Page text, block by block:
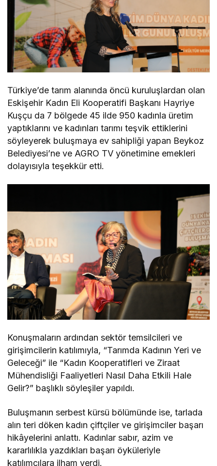
Türkiye’de tarım alanında öncü kuruluşlardan olan
Eskişehir Kadın Eli Kooperatifi Başkanı Hayriye
Kuşçu da 7 bölgede 45 ilde 950 kadınla üretim
yaptıklarını ve kadınları tarımı teşvik ettiklerini
söyleyerek buluşmaya ev sahipliği yapan Beykoz
Belediyesi’ne ve AGRO TV yönetimine emekleri
dolayısıyla teşekkür etti.
Konuşmaların ardından sektör temsilcileri ve
girişimcilerin katılımıyla, “Tarımda Kadının Yeri ve
Geleceği” ile “Kadın Kooperatifleri ve Ziraat
Mühendisliği Faaliyetleri Nasıl Daha Etkili Hale
Gelir?” başlıklı söyleşiler yapıldı.
Buluşmanın serbest kürsü bölümünde ise, tarlada
alın teri döken kadın çiftçiler ve girişimciler başarı
hikâyelerini anlattı. Kadınlar sabır, azim ve
kararlılıkla yazdıkları başarı öyküleriyle
katılımcılara ilham verdi.